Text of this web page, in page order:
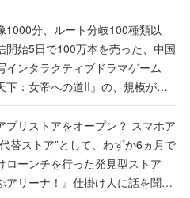
EXTREME』で初タッグを組
ェンド2人に訊く開発秘話
1000分、ルート分岐100種類以
開始5日で100万本を売った、中国
インタラクティブドラマゲーム
下：女帝への道II』の、規模が違
りをプロデューサーに聞いた
リストアをオープン？ スマホア
替ストア”として、わずか6ヵ月で
ローンチを行った発見型ストア
アリーナ！』仕掛け人に話を聞い